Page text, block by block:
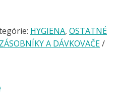
HYGIENA, OSTATNÉ
ZÁSOBNÍKY A DÁVKOVAČE